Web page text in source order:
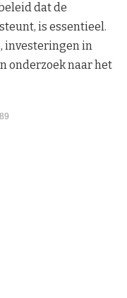
dat de
is essentieel.
investeringen in
onderzoek naar het